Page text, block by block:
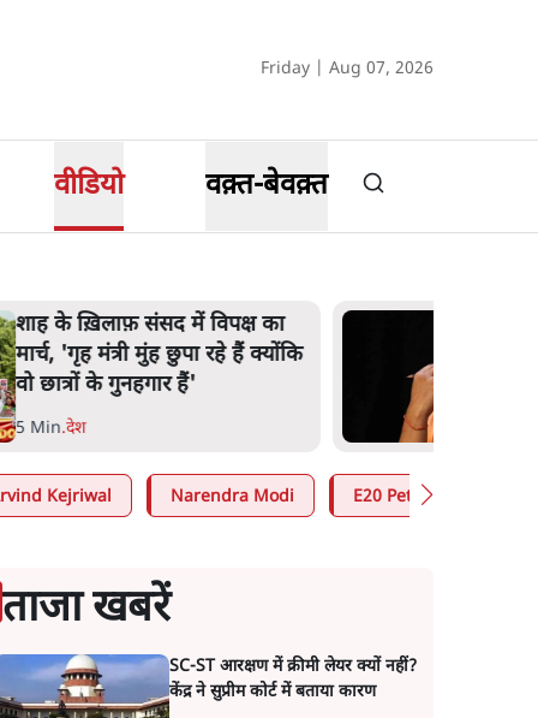
Friday | Aug 07, 2026
वीडियो वक़्त-बेवक़्त
शाह के ख़िलाफ़ संसद में विपक्ष का
मार्च, 'गृह मंत्री मुंह छुपा रहे हैं क्योंकि
वो छात्रों के गुनहगार हैं'
5 Min.देश
Kejriwal Narendra Modi E20 Petrol Controversy
ताजा खबरें
SC-ST आरक्षण में क्रीमी लेयर क्यों नहीं?
केंद्र ने सुप्रीम कोर्ट में बताया कारण